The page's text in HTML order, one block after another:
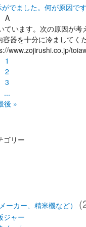
でました。何が原因で
A
います。次の原因が
器を十分に冷まして
1
2
3
...
後 »
ゴリー
ーカー、精米機など）
ジャー